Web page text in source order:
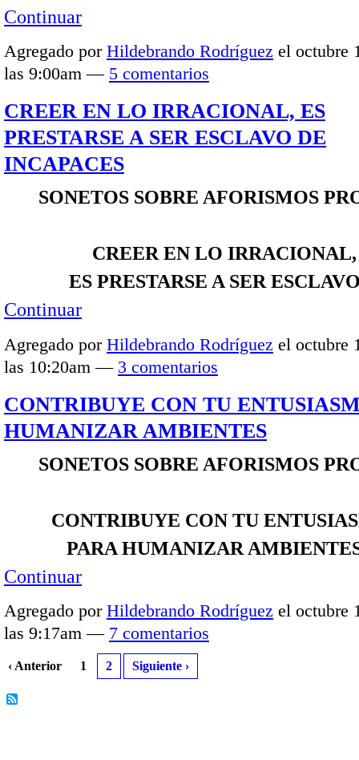
Continuar
Agregado por Hildebrando Rodríguez el octubre
las 9:00am — 5 comentarios
CREER EN LO IRRACIONAL, ES
PRESTARSE A SER ESCLAVO DE
INCAPACES
SONETOS SOBRE AFORISMOS
CREER EN LO IRRACIONAL,
ES PRESTARSE A SER
Continuar
Agregado por Hildebrando Rodríguez el octubre
las 10:20am — 3 comentarios
CONTRIBUYE CON TU
HUMANIZAR AMBIENTES
SONETOS SOBRE AFORISMOS
CONTRIBUYE CON TU
PARA HUMANIZAR
Continuar
Agregado por Hildebrando Rodríguez el octubre
las 9:17am — 7 comentarios
‹ Anterior 1 2 Siguiente ›